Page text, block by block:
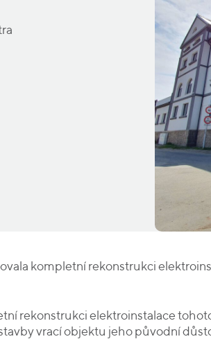
kompletní rekonstrukci
rekonstrukci elektroinstalace
vrací objektu jeho původní